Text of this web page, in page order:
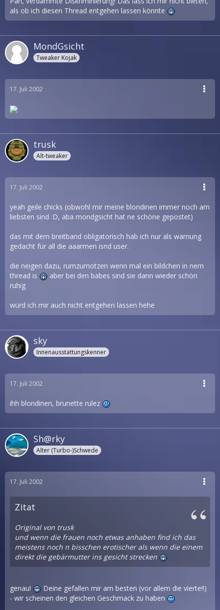
als ob ich diesen Thread entgehen lassen könnte
MondGsicht
Tweaker Kojak
17. Juli 2002
trusk
Alt-tweaker
17. Juli 2002
yeah geile chicks (obwohl mir meine blondinen immer noch am
liebsten sind :D, aba mondgsicht hat ne schöne gepostet)
das mit dem breitband obligatorisch hab ich nur als warnung
gedacht für all die aaarmen isnd user.
die neigen dazu, rumzumotzen wenn mal ein bildchen in nem
thread is
aber bei den babes sind sie dann wieder schön
ruhig
würd ich mir auch nicht entgehen lassen hehe
sky
Innenausstattungskenner
17. Juli 2002
ihh blondinen, brunette rulez
Sh@rky
Alter (Turbo-)Schwede
17. Juli 2002
Zitat
Original von trusk
und wenn die frauen noch etwas anhaben find ich das
meistens noch n bisschen erotischer als wenn die einem
direkt die gebärmutter ins gesicht strecken
genau!
Deine gefallen mir am besten (vor allem die vierte!!)
- wir scheinen den gleichen Geschmack zu haben